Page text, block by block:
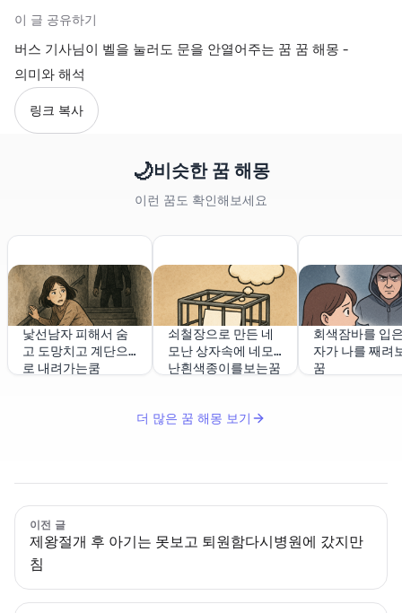
이 글 공유하기
버스 기사님이 벨을 눌러도 문을 안열어주는 꿈 꿈 해몽 -
의미와 해석
링크 복사
🌙비슷한 꿈 해몽
이런 꿈도 확인해보세요
낯선남자 피해서 숨
고 도망치고 계단으
로 내려가는쿰
쇠철장으로 만든 네
모난 상자속에 네모
난흰색종이를보는꿈
회색잠바를 입
자가 나를 째려
꿈
더 많은 꿈 해몽 보기
이전 글
제왕절개 후 아기는 못보고 퇴원함다시병원에 갔지만
침